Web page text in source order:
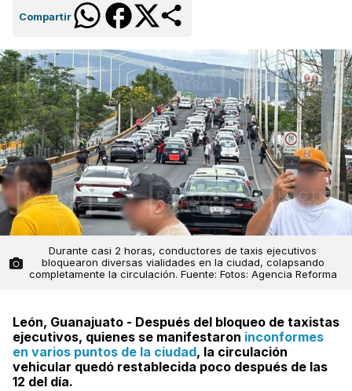
Compartir
Durante casi 2 horas, conductores de taxis ejecutivos
bloquearon diversas vialidades en la ciudad, colapsando
completamente la circulación. Fuente: Fotos: Agencia Reforma
León, Guanajuato - Después del bloqueo de taxistas
ejecutivos, quienes se manifestaron inconformes
en varios puntos de la ciudad, la circulación
vehicular quedó restablecida poco después de las
12 del día.